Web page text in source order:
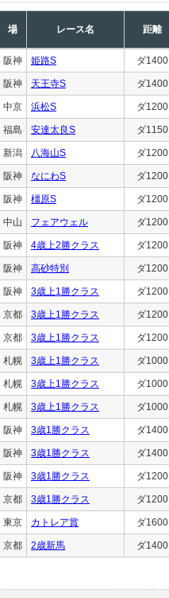
場 レース名 距離
阪神 姫路S ダ1400
阪神 天王寺S ダ1400
中京 浜松S ダ1200
福島 安達太良S ダ1150
新潟 八海山S ダ1200
阪神 なにわS ダ1200
阪神 橿原S ダ1200
中山 フェアウェル ダ1200
阪神 4歳上2勝クラス ダ1200
阪神 高砂特別 ダ1200
阪神 3歳上1勝クラス ダ1200
京都 3歳上1勝クラス ダ1200
京都 3歳上1勝クラス ダ1200
札幌 3歳上1勝クラス ダ1000
札幌 3歳上1勝クラス ダ1000
札幌 3歳上1勝クラス ダ1000
阪神 3歳1勝クラス ダ1400
阪神 3歳1勝クラス ダ1400
阪神 3歳1勝クラス ダ1200
京都 3歳1勝クラス ダ1200
東京 カトレア賞 ダ1600
京都 2歳新馬 ダ1400